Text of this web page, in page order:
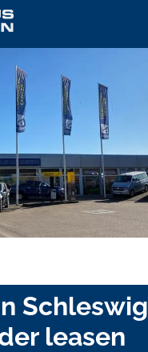
Schleswig
leasen